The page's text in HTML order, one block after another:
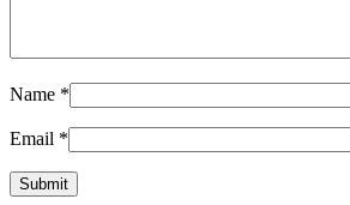
Name *
Email *